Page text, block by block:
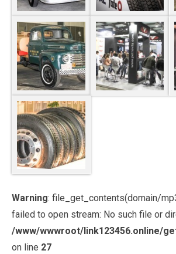
Warning: file_get_contents(domain/
failed to open stream: No such file or
/www/wwwroot/link123456.online/
on line 27